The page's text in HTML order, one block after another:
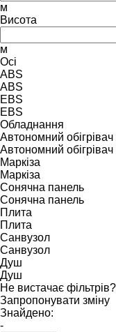
м
Висота
м
Осі
ABS
ABS
EBS
EBS
Обладнання
Автономний обігрівач
Автономний обігрівач
Маркіза
Маркіза
Сонячна панель
Сонячна панель
Плита
Плита
Санвузол
Санвузол
Душ
Душ
Не вистачає фільтрів?
Запропонувати зміну
Знайдено:
-